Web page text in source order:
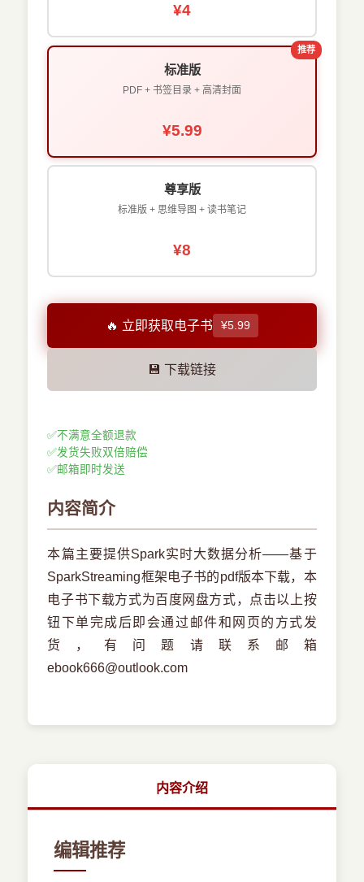
¥4
推荐
标准版
PDF + 书签目录 + 高清封面
¥5.99
尊享版
标准版 + 思维导图 + 读书笔记
¥8
🔥 立即获取电子书 ¥5.99
💾 下载链接
✅不满意全额退款
✅发货失败双倍赔偿
✅邮箱即时发送
内容简介
本篇主要提供Spark实时大数据分析——基于
SparkStreaming框架电子书的pdf版本下载，本
电子书下载方式为百度网盘方式，点击以上按
钮下单完成后即会通过邮件和网页的方式发
货，有问题请联系邮箱
ebook666@outlook.com
内容介绍
编辑推荐